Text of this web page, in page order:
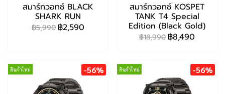
สมาร์ทวอทช์ BLACK
SHARK RUN
฿5,990 ฿2,590
สมาร์ทวอทช์ KOSPET
TANK T4 Special
Edition (Black Gold)
฿18,990 ฿8,490
สินค้าใหม่ -56% สินค้าใหม่ -56%